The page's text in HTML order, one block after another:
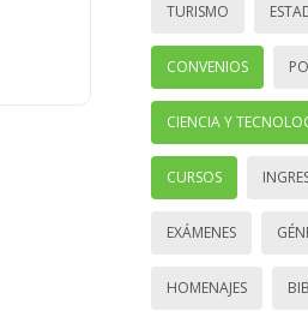
TURISMO
CONVENIOS
CIENCIA Y
CURSOS
EXÁMENES
HOMENAJES